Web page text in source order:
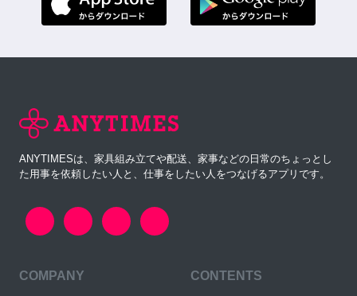
ANYTIMESは、家具組み立てや配送、家事などの日常のちょっとし
た用事を依頼したい人と、仕事をしたい人をつなげるアプリです。
COMPANY CONTENTS